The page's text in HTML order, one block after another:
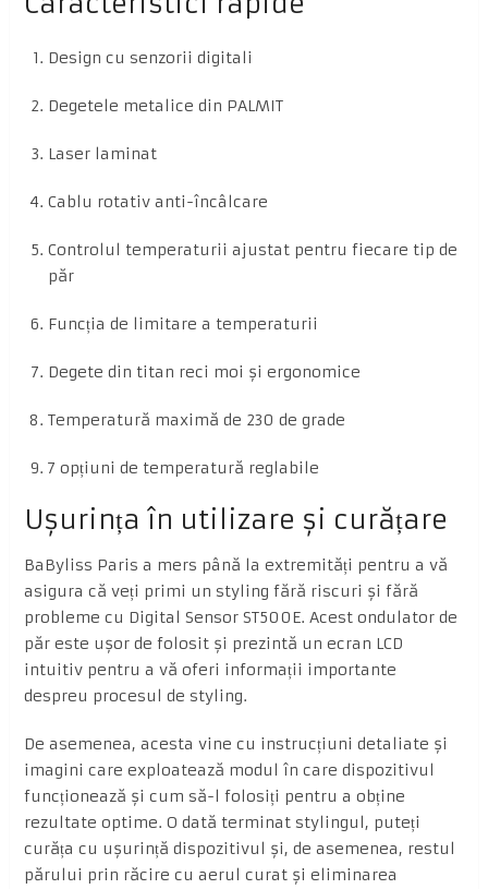
Design cu senzorii digitali
Degetele metalice din PALMIT
Laser laminat
Cablu rotativ anti-încâlcare
Controlul temperaturii ajustat pentru fiecare tip de
păr
Funcția de limitare a temperaturii
Degete din titan reci moi și ergonomice
Temperatură maximă de 230 de grade
7 opțiuni de temperatură reglabile
Ușurința în utilizare și curățare
BaByliss Paris a mers până la extremități pentru a vă
asigura că veți primi un styling fără riscuri și fără
probleme cu Digital Sensor ST500E. Acest ondulator de
păr este ușor de folosit și prezintă un ecran LCD
intuitiv pentru a vă oferi informații importante
despreu procesul de styling.
De asemenea, acesta vine cu instrucțiuni detaliate și
imagini care exploatează modul în care dispozitivul
funcționează și cum să-l folosiți pentru a obține
rezultate optime. O dată terminat stylingul, puteți
curăța cu ușurință dispozitivul și, de asemenea, restul
părului prin răcire cu aerul curat și eliminarea